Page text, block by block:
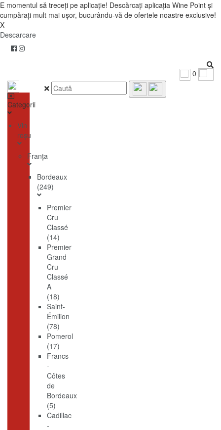
E momentul să treceți pe aplicație! Descărcați aplicația Wine Point și
cumpărați mult mai ușor, bucurându-vă de ofertele noastre exclusive!
X
Descarcare
0
Categorii
Vin
roșu
Franţa
Bordeaux
(249)
Premier
Cru
Classé
(14)
Premier
Grand
Cru
Classé
A
(18)
Saint-
Émilion
(78)
Pomerol
(17)
Francs
-
Côtes
de
Bordeaux
(5)
Cadillac
-